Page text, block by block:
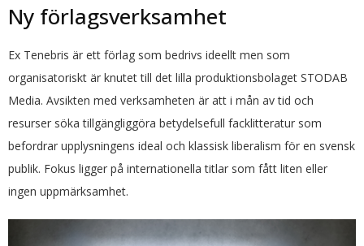
Ny förlagsverksamhet
Ex Tenebris är ett förlag som bedrivs ideellt men som
organisatoriskt är knutet till det lilla produktionsbolaget STODAB
Media. Avsikten med verksamheten är att i mån av tid och
resurser söka tillgängliggöra betydelsefull facklitteratur som
befordrar upplysningens ideal och klassisk liberalism för en svensk
publik. Fokus ligger på internationella titlar som fått liten eller
ingen uppmärksamhet.